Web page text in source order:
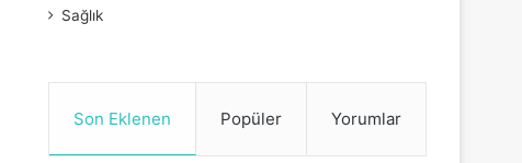
Sağlık
Son Eklenen Popüler Yorumlar